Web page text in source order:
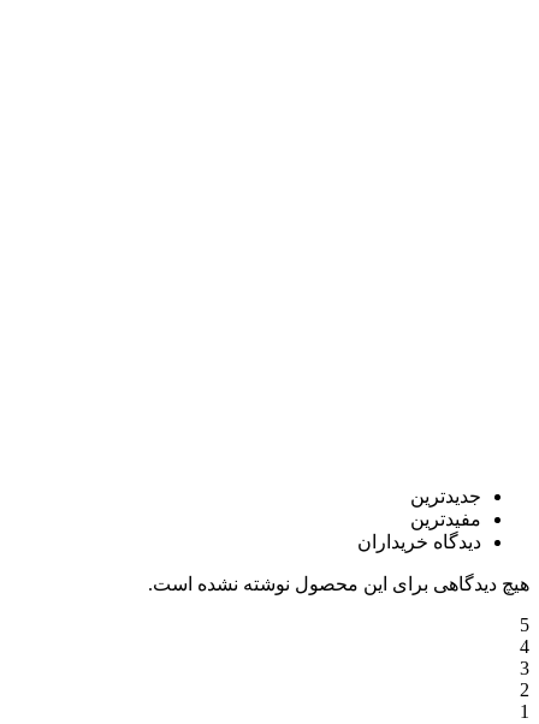
جدیدترین
مفیدترین
دیدگاه خریداران
هیچ دیدگاهی برای این محصول نوشته نشده است.
5
4
3
2
1